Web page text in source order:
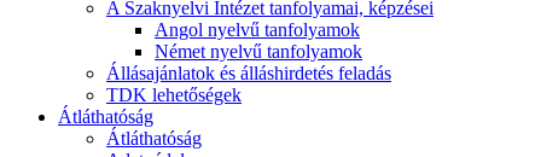
A Szaknyelvi Intézet tanfolyamai, képzései
Angol nyelvű tanfolyamok
Német nyelvű tanfolyamok
Állásajánlatok és álláshirdetés feladás
TDK lehetőségek
Átláthatóság
Átláthatóság